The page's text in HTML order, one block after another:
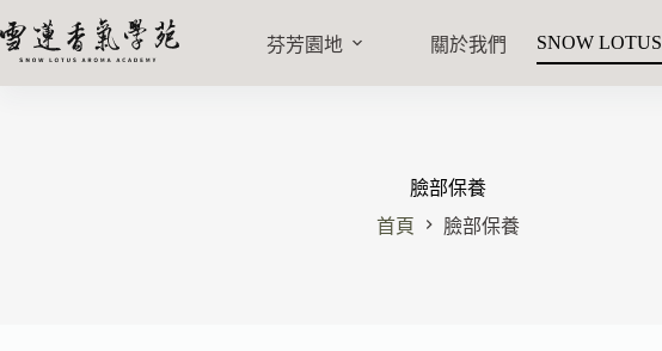
芬芳園地 關於我們 SNOW LOTUS
臉部保養
首頁
臉部保養